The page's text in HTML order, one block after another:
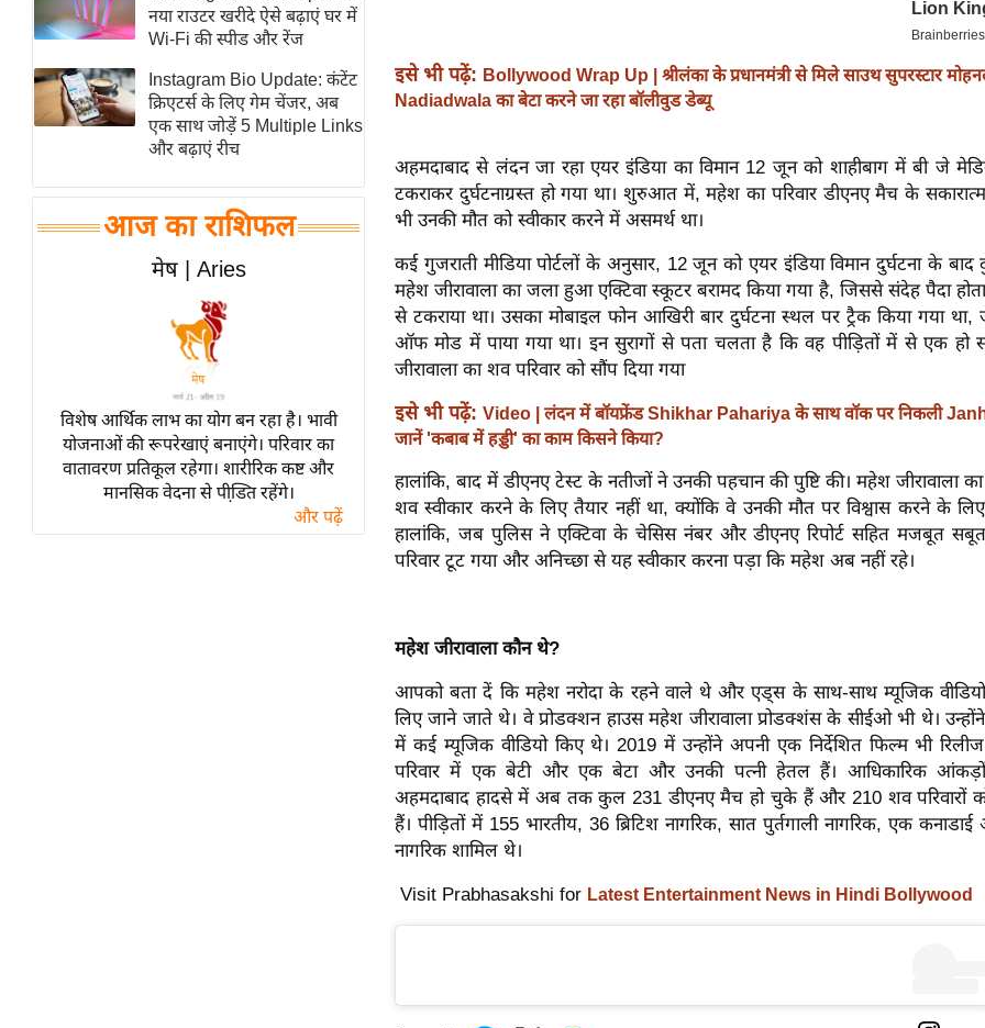
समसामयिक
मातृभूमि
स्तंभ
एम.
चाय पर
समीक्षा
व्रत
त्योहार
राशिफल
विशेष
नया राउटर खरीदे ऐसे बढ़ाएं घर में
Wi-Fi की स्पीड और रेंज
Instagram Bio Update: कंटेंट
क्रिएटर्स के लिए गेम चेंजर, अब
एक साथ जोड़ें 5 Multiple Links
और बढ़ाएं रीच
आज का राशिफल
मेष | Aries
विशेष आर्थिक लाभ का योग बन रहा है। भावी
योजनाओं की रूपरेखाएं बनाएंगे। परिवार का
वातावरण प्रतिकूल रहेगा। शारीरिक कष्ट और
मानसिक वेदना से पीडि़त रहेंगे।
और पढ़ें
इसे भी पढ़ें: Bollywood Wrap Up | श्रीलंका के प्रधानमंत्री से मिले साउथ सुपरस्टार
Nadiadwala का बेटा करने जा रहा बॉलीवुड डेब्यू
अहमदाबाद से लंदन जा रहा एयर इंडिया का विमान 12 जून को शाहीबाग में बी जे
टकराकर दुर्घटनाग्रस्त हो गया था। शुरुआत में, महेश का परिवार डीएनए मैच के
भी उनकी मौत को स्वीकार करने में असमर्थ था।
कई गुजराती मीडिया पोर्टलों के अनुसार, 12 जून को एयर इंडिया विमान दुर्घटना के बाद
महेश जीरावाला का जला हुआ एक्टिवा स्कूटर बरामद किया गया है, जिससे संदेह पैदा
से टकराया था। उसका मोबाइल फोन आखिरी बार दुर्घटना स्थल पर ट्रैक किया गया था,
ऑफ मोड में पाया गया था। इन सुरागों से पता चलता है कि वह पीड़ितों में से एक हो
जीरावाला का शव परिवार को सौंप दिया गया
इसे भी पढ़ें: Video | लंदन में बॉयफ्रेंड Shikhar Pahariya के साथ वॉक पर निकली
जानें 'कबाब में हड्डी' का काम किसने किया?
हालांकि, बाद में डीएनए टेस्ट के नतीजों ने उनकी पहचान की पुष्टि की। महेश जीरावाला
शव स्वीकार करने के लिए तैयार नहीं था, क्योंकि वे उनकी मौत पर विश्वास करने के
हालांकि, जब पुलिस ने एक्टिवा के चेसिस नंबर और डीएनए रिपोर्ट सहित मजबूत
परिवार टूट गया और अनिच्छा से यह स्वीकार करना पड़ा कि महेश अब नहीं रहे।
महेश जीरावाला कौन थे?
आपको बता दें कि महेश नरोदा के रहने वाले थे और एड्स के साथ-साथ म्यूजिक
लिए जाने जाते थे। वे प्रोडक्शन हाउस महेश जीरावाला प्रोडक्शंस के सीईओ भी थे। उन्होंने
में कई म्यूजिक वीडियो किए थे। 2019 में उन्होंने अपनी एक निर्देशित फिल्म भी
परिवार में एक बेटी और एक बेटा और उनकी पत्नी हेतल हैं। आधिकारिक
अहमदाबाद हादसे में अब तक कुल 231 डीएनए मैच हो चुके हैं और 210 शव परिवारों
हैं। पीड़ितों में 155 भारतीय, 36 ब्रिटिश नागरिक, सात पुर्तगाली नागरिक, एक कनाडाई
नागरिक शामिल थे।
Visit Prabhasakshi for Latest Entertainment News in Hindi Bollywood